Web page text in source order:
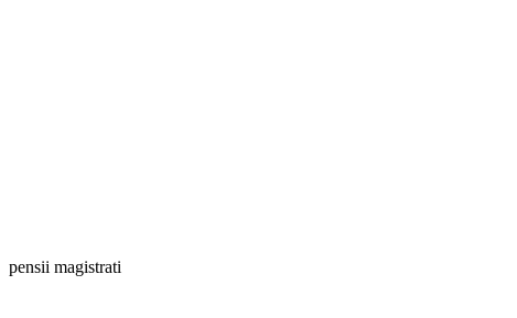
pensii magistrati